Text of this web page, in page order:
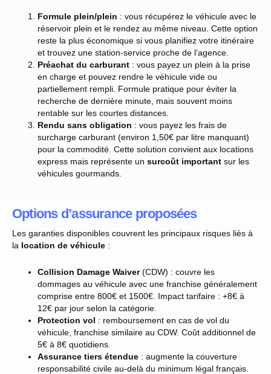
Formule plein/plein : vous récupérez le véhicule avec le
réservoir plein et le rendez au même niveau. Cette option
reste la plus économique si vous planifiez votre itinéraire
et trouvez une station-service proche de l’agence.
Préachat du carburant : vous payez un plein à la prise
en charge et pouvez rendre le véhicule vide ou
partiellement rempli. Formule pratique pour éviter la
recherche de dernière minute, mais souvent moins
rentable sur les courtes distances.
Rendu sans obligation : vous payez les frais de
surcharge carburant (environ 1,50€ par litre manquant)
pour la commodité. Cette solution convient aux locations
express mais représente un surcoût important sur les
véhicules gourmands.
Options d’assurance proposées
Les garanties disponibles couvrent les principaux risques liés à
la location de véhicule :
Collision Damage Waiver(CDW) : couvre les
dommages au véhicule avec une franchise généralement
comprise entre 800€ et 1500€. Impact tarifaire : +8€ à
12€ par jour selon la catégorie.
Protection vol : remboursement en cas de vol du
véhicule, franchise similaire au CDW. Coût additionnel de
5€ à 8€ quotidiens.
Assurance tiers étendue : augmente la couverture
responsabilité civile au-delà du minimum légal français.